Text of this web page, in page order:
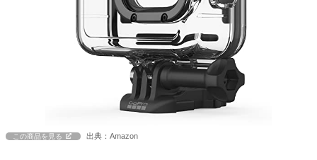
この商品を見る 出典：Amazon